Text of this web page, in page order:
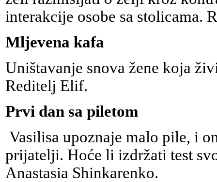
interakcije osobe sa stolicama.
Mljevena kafa
Uništavanje snova žene koja
Reditelj Elif.
Prvi dan sa piletom
Vasilisa upoznaje malo pile, i
prijatelji. Hoće li izdržati test
Anastasia Shinkarenko.